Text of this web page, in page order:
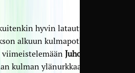
hyvin latautuneena
alkuun kulmapotkun.
Juho
kulman ylänurkkaan